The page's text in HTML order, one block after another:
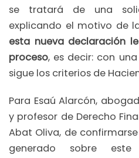
se tratará de una
explicando el motivo de
esta nueva declaración
proceso, es decir: con
sigue los criterios de
Para Esaú Alarcón,
y profesor de Derecho
Abat Oliva, de
generado sobre